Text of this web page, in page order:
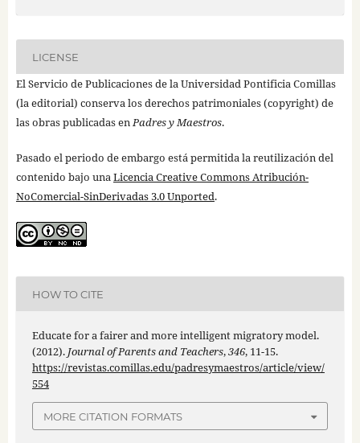
LICENSE
El Servicio de Publicaciones de la Universidad Pontificia Comillas
(la editorial) conserva los derechos patrimoniales (copyright) de
las obras publicadas enPadres y Maestros.
Pasado el periodo de embargo está permitida la reutilización del
contenido bajo unaLicencia Creative Commons Atribución-
NoComercial-SinDerivadas 3.0 Unported.
HOW TO CITE
Educate for a fairer and more intelligent migratory model.
(2012). Journal of Parents and Teachers,346, 11-15.
https://revistas.comillas.edu/padresymaestros/article/view/
554
MORE CITATION FORMATS